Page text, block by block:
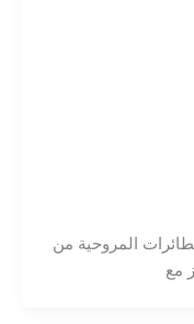
المروحية من
مع